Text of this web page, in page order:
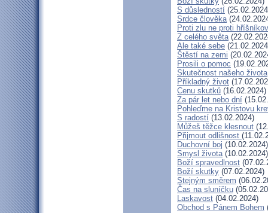
S důsledností
Srdce člověka
Proti zlu ne proti
Z celého světa
Ale také sebe
Štěstí na zemi
Prosili o pomoc
Skutečnost našeho života
Příkladný život
Cenu skutků (16.02.2024)
Za pár let nebo dní
Pohleďme na Kristovu
S radostí (13.02.2024)
Můžeš těžce klesnout
Přijmout odlišnost
Duchovní boj (10.02.2024)
Smysl života(10.02.2024)
Boží spravedlnost
Boží skutky (07.02.2024)
Stejným směrem
Čas na sluníčku
Laskavost (04.02.2024)
Obchod s Pánem Bohem